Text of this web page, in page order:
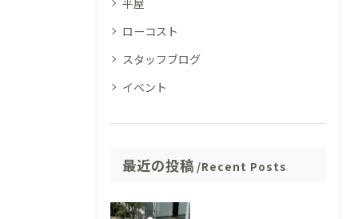
平屋
ローコスト
スタッフブログ
イベント
最近の投稿 Recent Posts